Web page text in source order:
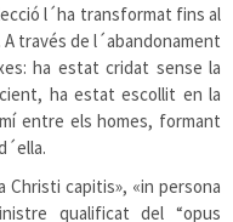
l´ha transformat fins al
través de l´abandonament
ha estat cridat sense la
ha estat escollit en la
entre els homes, formant
Christi capitis», «in persona
qualificat del “opus